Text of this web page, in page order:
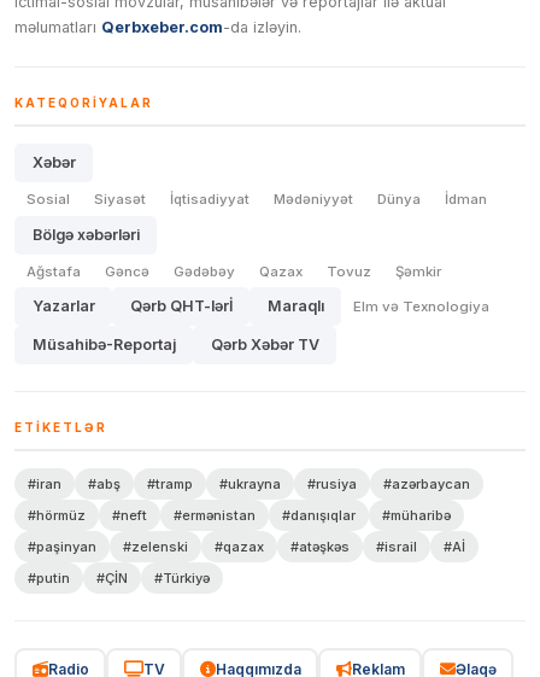
məlumatları Qerbxeber.com-da izləyin.
KATEQORIYALAR
Xəbər
Sosial Siyasət İqtisadiyyat Mədəniyyət Dünya İdman
Bölgə xəbərləri
Ağstafa Gəncə Gədəbəy Qazax Tovuz Şəmkir
Yazarlar Qərb QHT-lərİ Maraqlı Elm və Texnologiya
Müsahibə-Reportaj Qərb Xəbər TV
ETIKETLƏR
#iran #abş #tramp #ukrayna #rusiya
#azərbaycan
#hörmüz
#neft #ermənistan #danışıqlar
#müharibə
#paşinyan
#zelenski #qazax #atəşkəs #israil
#Aİ
#putin
#ÇİN #Türkiyə
Radio TV Haqqımızda Reklam Əlaqə